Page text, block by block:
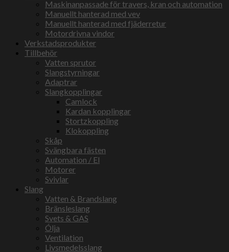
Maskinanpassade för travers, kran och automation
Manuellt hanterad med vev
Manuellt hanterad med fjäderretur
Motordrivna vindor
Verkstadsprodukter
Tillbehör
Vatten sprutor
Slangstyrningar
Adaptrar
Slangkopplingar
Camlock
Kardan kopplingar
Stortzkoppling
Klokoppling
Skåp
Svängbara fästen
Automation / El
Motorer
Svivlar
Slang
Vatten & Brandslang
Bränsleslang
Svets & GAS
Ólja
Ventilation
Livsmedelsslang